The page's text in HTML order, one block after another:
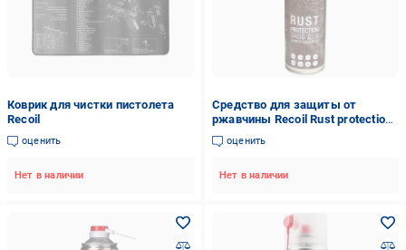
Коврик для чистки пистолета
Recoil
оценить
Нет в наличии
Средство для защиты от
ржавчины Recoil Rust protection
400 мл
оценить
Нет в наличии